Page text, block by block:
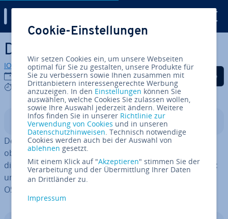
Zum Haupt­in­halt springen
Debian Linux-OS
IONOS Redaktion
10.01.2024
6 mins
Auf Facebook teilen
Auf Twitter teilen
Auf LinkedIn
In­halts­ver­zeich­nis
Debian ist ein 1993 ent­stan­de­nes Linux-OS, dessen
oberstes Ziel ist, einfeh­ler­frei­es System
diesem Grund setzt das System vor allem aufSta­bi­li­tät
und
Lang­le­big­keit. Wir stellen Ihnen das Debian Linux-
OS vor und erläutern seine Vor- und Nachteile.
Cookie-Einstellungen
Wir setzen Cookies ein, um unsere Webseiten
optimal für Sie zu gestalten, unsere Produkte für
Sie zu verbessern sowie Ihnen zusammen mit
Drittanbietern interessengerechte Werbung
anzuzeigen. In den Einstellungen können Sie
auswählen, welche Cookies Sie zulassen wollen,
sowie Ihre Auswahl jederzeit ändern. Weitere
Infos finden Sie in unserer Richtlinie zur
Verwendung von Cookies und in unseren
Datenschutzhinweisen. Technisch notwendige
Cookies werden auch bei der Auswahl von
ablehnen gesetzt.
Mit einem Klick auf "Akzeptieren" stimmen Sie der
Verarbeitung und der Übermittlung Ihrer Daten
an Drittländer zu.
Impressum